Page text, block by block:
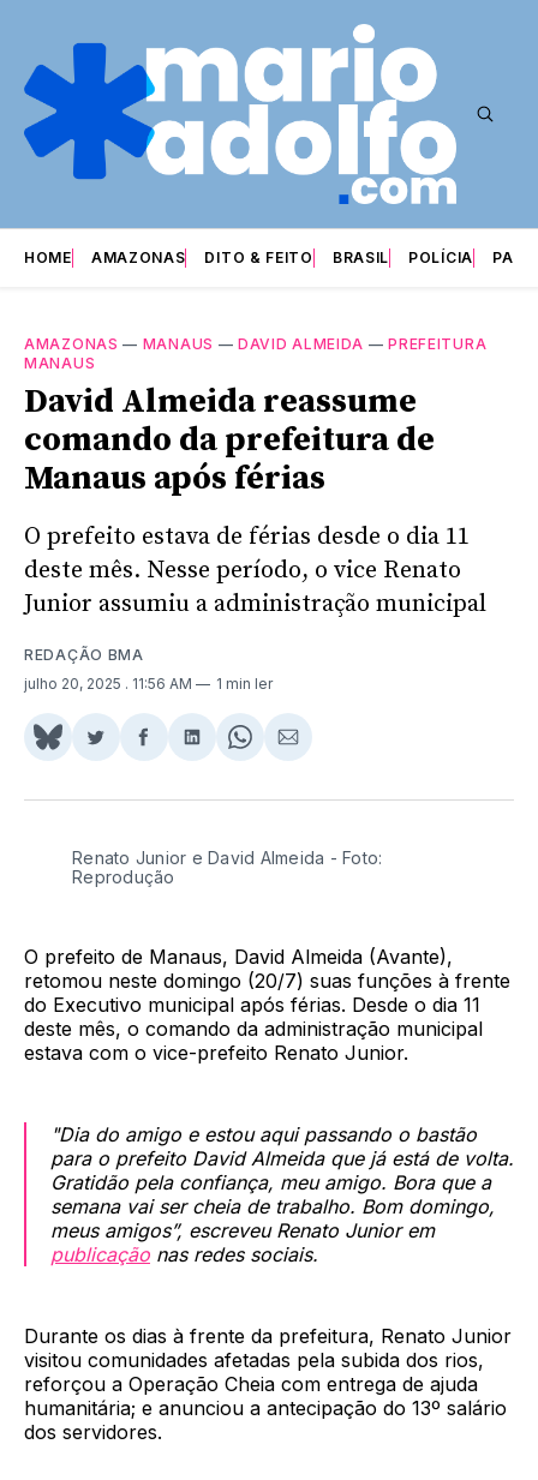
HOME AMAZONAS DITO & FEITO BRASIL POLÍCIA
AMAZONAS — MANAUS —DAVID ALMEIDA —PREFEITURA
MANAUS
David Almeida reassume
comando da prefeitura de
Manaus após férias
O prefeito estava de férias desde o dia 11
deste mês. Nesse período, o vice Renato
Junior assumiu a administração municipal
REDAÇÃO BMA
julho 20, 2025 . 11:56 AM 1 min ler
Share
BlueSky
Compartilhar
Twitter
Compartilhar
Facebook
Compartilhar
LinkedIn
Share
WhatsApp
Compartilhar
Email
Renato Junior e David Almeida - Foto:
Reprodução
O prefeito de Manaus, David Almeida (Avante),
retomou neste domingo (20/7) suas funções à frente
do Executivo municipal após férias. Desde o dia 11
deste mês, o comando da administração municipal
estava com o vice-prefeito Renato Junior.
"Dia do amigo e estou aqui passando o bastão
para o prefeito David Almeida que já está de volta.
Gratidão pela confiança, meu amigo. Bora que a
semana vai ser cheia de trabalho. Bom domingo,
meus amigos”, escreveu Renato Junior em
publicação nas redes sociais.
Durante os dias à frente da prefeitura, Renato Junior
visitou comunidades afetadas pela subida dos rios,
reforçou a Operação Cheia com entrega de ajuda
humanitária; e anunciou a antecipação do 13º salário
dos servidores.